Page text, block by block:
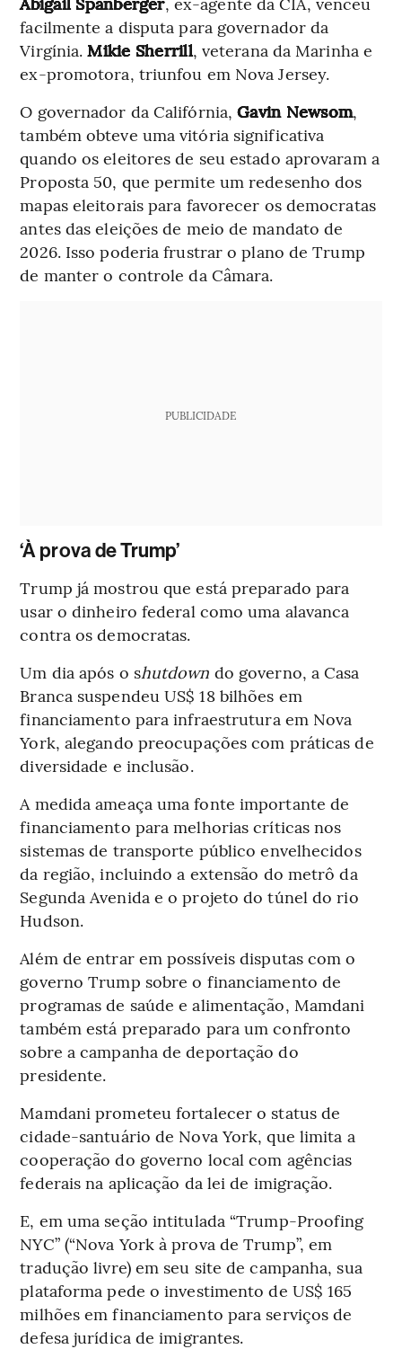
facilmente a disputa para governador da
Virgínia.Mikie Sherrill, veterana da Marinha e
ex-promotora, triunfou em Nova Jersey.
O governador da Califórnia,Gavin Newsom,
também obteve uma vitória significativa
quando os eleitores de seu estado aprovaram a
Proposta 50, que permite um redesenho dos
mapas eleitorais para favorecer os democratas
antes das eleições de meio de mandato de
2026. Isso poderia frustrar o plano de Trump
de manter o controle da Câmara.
PUBLICIDADE
‘À prova de Trump’
Trump já mostrou que está preparado para
usar o dinheiro federal como uma alavanca
contra os democratas.
Um dia após o shutdown do governo, a Casa
Branca suspendeu US$ 18 bilhões em
financiamento para infraestrutura em Nova
York, alegando preocupações com práticas de
diversidade e inclusão.
A medida ameaça uma fonte importante de
financiamento para melhorias críticas nos
sistemas de transporte público envelhecidos
da região, incluindo a extensão do metrô da
Segunda Avenida e o projeto do túnel do rio
Hudson.
Além de entrar em possíveis disputas com o
governo Trump sobre o financiamento de
programas de saúde e alimentação, Mamdani
também está preparado para um confronto
sobre a campanha de deportação do
presidente.
Mamdani prometeu fortalecer o status de
cidade-santuário de Nova York, que limita a
cooperação do governo local com agências
federais na aplicação da lei de imigração.
E, em uma seção intitulada “Trump-Proofing
NYC” (“Nova York à prova de Trump”, em
tradução livre) em seu site de campanha, sua
plataforma pede o investimento de US$ 165
milhões em financiamento para serviços de
defesa jurídica de imigrantes.